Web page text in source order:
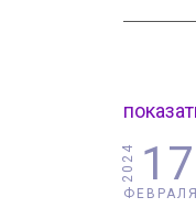
17
ФЕВРАЛЯ
2024